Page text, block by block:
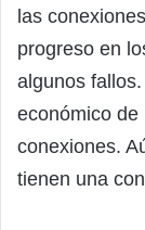
las
progreso en
algunos
económico de
conexiones.
tienen una